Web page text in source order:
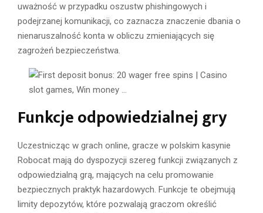
uważność w przypadku oszustw phishingowych i
podejrzanej komunikacji, co zaznacza znaczenie dbania o
nienaruszalność konta w obliczu zmieniających się
zagrożeń bezpieczeństwa.
Funkcje odpowiedzialnej gry
Uczestnicząc w grach online, gracze w polskim kasynie
Robocat mają do dyspozycji szereg funkcji związanych z
odpowiedzialną grą, mających na celu promowanie
bezpiecznych praktyk hazardowych. Funkcje te obejmują
limity depozytów, które pozwalają graczom określić